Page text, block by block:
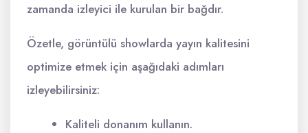
zamanda izleyici ile kurulan bir bağdır.
Özetle, görüntülü showlarda yayın kalitesini
optimize etmek için aşağıdaki adımları
izleyebilirsiniz:
Kaliteli donanım kullanın.